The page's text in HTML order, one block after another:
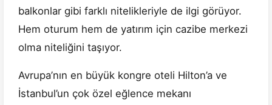
balkonlar gibi farklı nitelikleriyle de ilgi görüyor.
Hem oturum hem de yatırım için cazibe merkezi
olma niteliğini taşıyor.
Avrupa’nın en büyük kongre oteli Hilton’a ve
İstanbul’un çok özel eğlence mekanı